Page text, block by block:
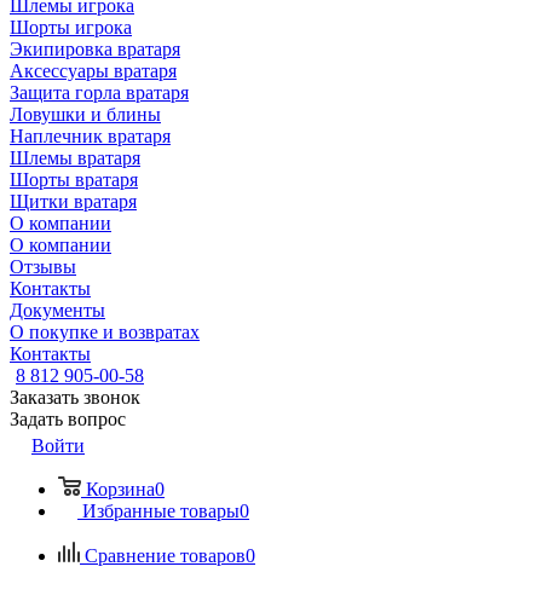
Шлемы игрока
Шорты игрока
Экипировка вратаря
Аксессуары вратаря
Защита горла вратаря
Ловушки и блины
Наплечник вратаря
Шлемы вратаря
Шорты вратаря
Щитки вратаря
О компании
О компании
Отзывы
Контакты
Документы
О покупке и возвратах
Контакты
8 812 905-00-58
Заказать звонок
Задать вопрос
Войти
Корзина0
Избранные товары0
Сравнение товаров0